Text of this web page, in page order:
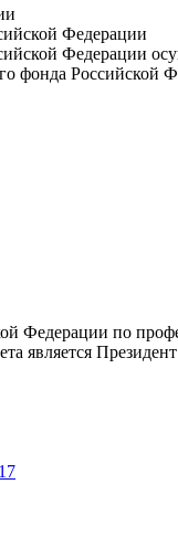
Федерации
Федерации
фонда Российской
Федерации по
является